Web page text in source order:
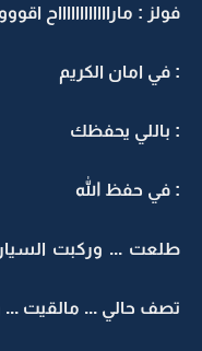
فولز : مارااااااااااااح
: في امان الكريم
: باللي يحفظك
: في حفظ الله
طلعت ... وركبت
تصف حالي ... مالقيت